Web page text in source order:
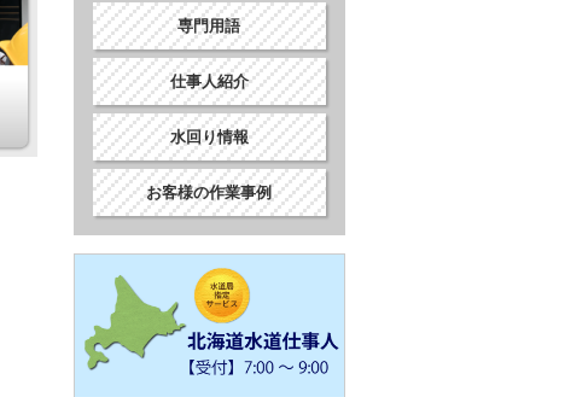
専門用語
仕事人紹介
水回り情報
お客様の作業事例